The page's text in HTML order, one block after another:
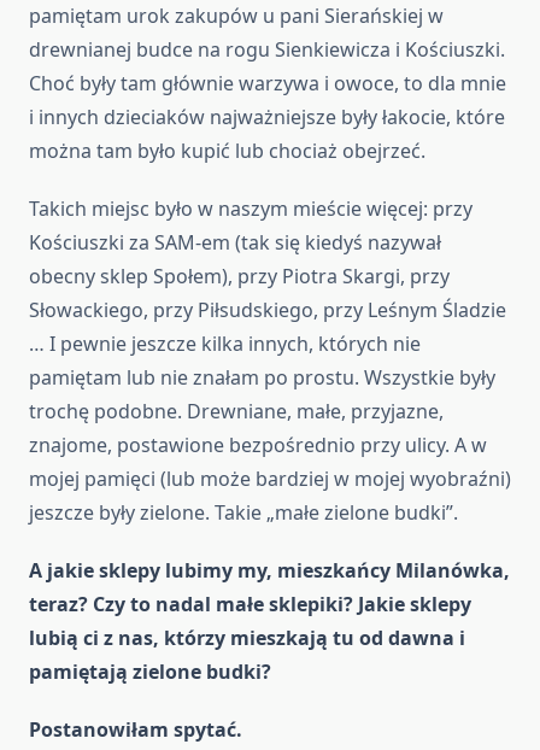
pamiętam urok zakupów u pani Sierańskiej w
drewnianej budce na rogu Sienkiewicza i Kościuszki.
Choć były tam głównie warzywa i owoce, to dla mnie
i innych dzieciaków najważniejsze były łakocie, które
można tam było kupić lub chociaż obejrzeć.
Takich miejsc było w naszym mieście więcej: przy
Kościuszki za SAM-em (tak się kiedyś nazywał
obecny sklep Społem), przy Piotra Skargi, przy
Słowackiego, przy Piłsudskiego, przy Leśnym Śladzie
… I pewnie jeszcze kilka innych, których nie
pamiętam lub nie znałam po prostu. Wszystkie były
trochę podobne. Drewniane, małe, przyjazne,
znajome, postawione bezpośrednio przy ulicy. A w
mojej pamięci (lub może bardziej w mojej wyobraźni)
jeszcze były zielone. Takie „małe zielone budki”.
A jakie sklepy lubimy my, mieszkańcy Milanówka,
teraz? Czy to nadal małe sklepiki? Jakie sklepy
lubią ci z nas, którzy mieszkają tu od dawna i
pamiętają zielone budki?
Postanowiłam spytać.